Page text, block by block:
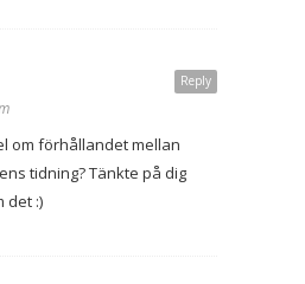
Reply
om förhållandet mellan
tidning? Tänkte på dig
det :)